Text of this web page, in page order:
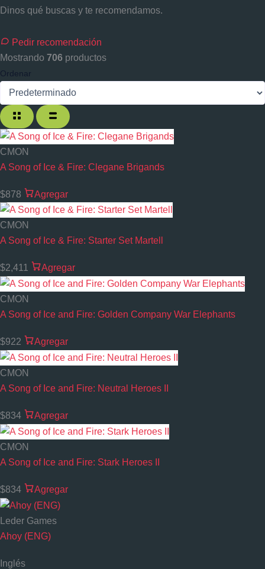
Dinos qué buscas y te recomendamos.
Pedir recomendación
Mostrando 706 productos
Ordenar
CMON
A Song of Ice & Fire: Clegane Brigands
$878 Agregar
CMON
A Song of Ice & Fire: Starter Set Martell
$2,411 Agregar
CMON
A Song of Ice and Fire: Golden Company War Elephants
$922 Agregar
CMON
A Song of Ice and Fire: Neutral Heroes II
$834 Agregar
CMON
A Song of Ice and Fire: Stark Heroes II
$834 Agregar
Leder Games
Ahoy (ENG)
Inglés